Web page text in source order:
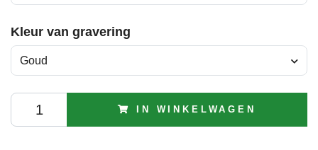
Kleur van gravering
Goud
IN WINKELWAGEN